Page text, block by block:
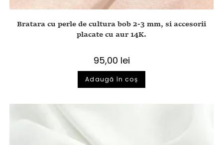
Bratara cu perle de cultura bob 2-3 mm, si accesorii
placate cu aur 14K.
95,00 lei
Adaugă în coș